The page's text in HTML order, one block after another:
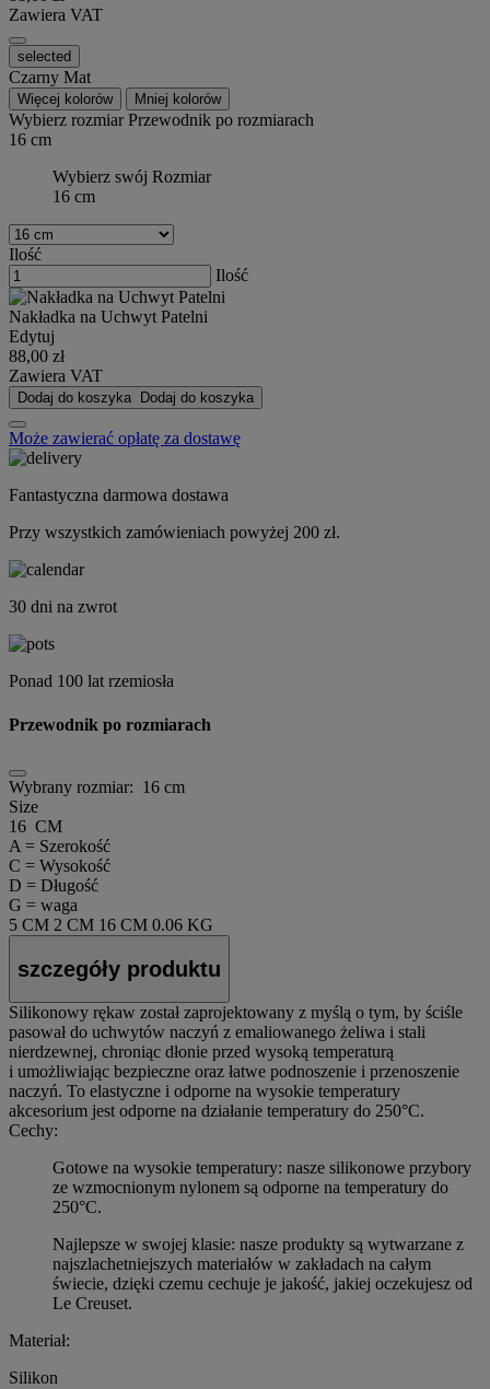
Zawiera VAT
selected
Czarny Mat
Więcej kolorów Mniej kolorów
Wybierz rozmiarPrzewodnik po rozmiarach
16 cm
Wybierz swój Rozmiar
16 cm
Ilość
Ilość
Nakładka na Uchwyt Patelni
Edytuj
88,00 zł
Zawiera VAT
Dodaj do koszyka Dodaj do koszyka
Może zawierać opłatę za dostawę
Fantastyczna darmowa dostawa
Przy wszystkich zamówieniach powyżej 200 zł.
30 dni na zwrot
Ponad 100 lat rzemiosła
Przewodnik po rozmiarach
Wybrany rozmiar: 16 cm
Size
16 CM
A = Szerokość
C = Wysokość
D = Długość
G = waga
5 CM 2 CM 16 CM 0.06 KG
szczegóły produktu
Silikonowy rękaw został zaprojektowany z myślą o tym, by ściśle
pasował do uchwytów naczyń z emaliowanego żeliwa i stali
nierdzewnej, chroniąc dłonie przed wysoką temperaturą
i umożliwiając bezpieczne oraz łatwe podnoszenie i przenoszenie
naczyń. To elastyczne i odporne na wysokie temperatury
akcesorium jest odporne na działanie temperatury do 250°C.
Cechy:
Gotowe na wysokie temperatury: nasze silikonowe przybory
ze wzmocnionym nylonem są odporne na temperatury do
250°C.
Najlepsze w swojej klasie: nasze produkty są wytwarzane z
najszlachetniejszych materiałów w zakładach na całym
świecie, dzięki czemu cechuje je jakość, jakiej oczekujesz od
Le Creuset.
Materiał:
Silikon